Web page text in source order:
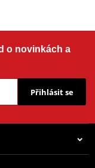
o novinkách a
Přihlásit se